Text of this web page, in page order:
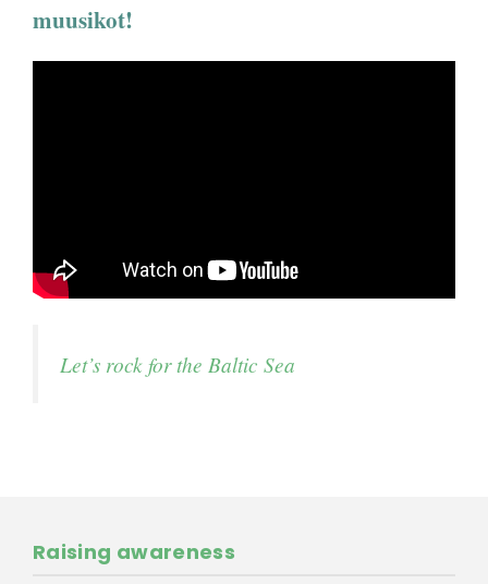
muusikot!
Let’s rock for the Baltic Sea
Raising awareness